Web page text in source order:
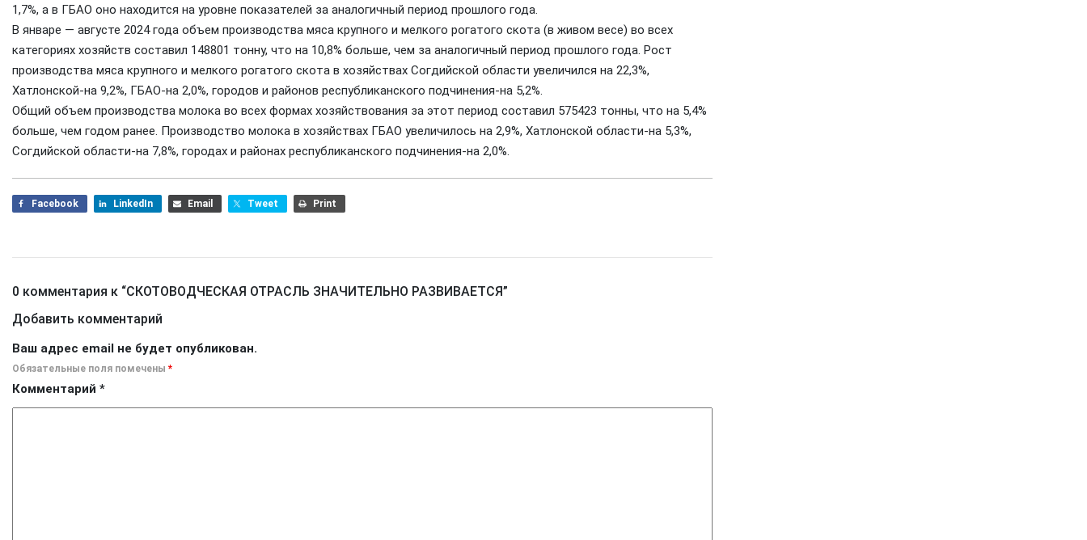
1,7%, а в ГБАО оно находится на уровне показателей за аналогичный период прошлого года.
В январе — августе 2024 года объем производства мяса крупного и мелкого рогатого скота (в живом весе) во всех
категориях хозяйств составил 148801 тонну, что на 10,8% больше, чем за аналогичный период прошлого года. Рост
производства мяса крупного и мелкого рогатого скота в хозяйствах Согдийской области увеличился на 22,3%,
Хатлонской-на 9,2%, ГБАО-на 2,0%, городов и районов республиканского подчинения-на 5,2%.
Общий объем производства молока во всех формах хозяйствования за этот период составил 575423 тонны, что на 5,4%
больше, чем годом ранее. Производство молока в хозяйствах ГБАО увеличилось на 2,9%, Хатлонской области-на 5,3%,
Согдийской области-на 7,8%, городах и районах республиканского подчинения-на 2,0%.
Facebook LinkedIn Email Tweet Print
0 комментария к “СКОТОВОДЧЕСКАЯ ОТРАСЛЬ ЗНАЧИТЕЛЬНО РАЗВИВАЕТСЯ”
Добавить комментарий
Ваш адрес email не будет опубликован.
Обязательные поля помечены *
Комментарий *